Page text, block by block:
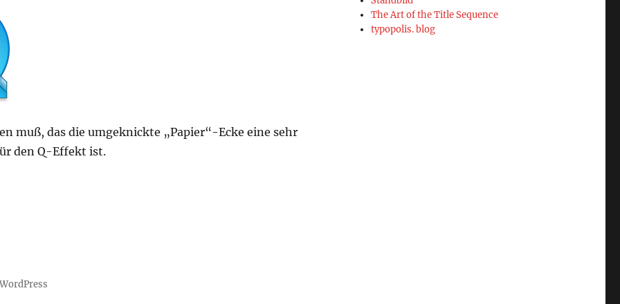
muß, das die umgeknickte „Papier“-Ecke eine sehr
den Q-Effekt ist.
The Art of the Title Sequence
typopolis. blog